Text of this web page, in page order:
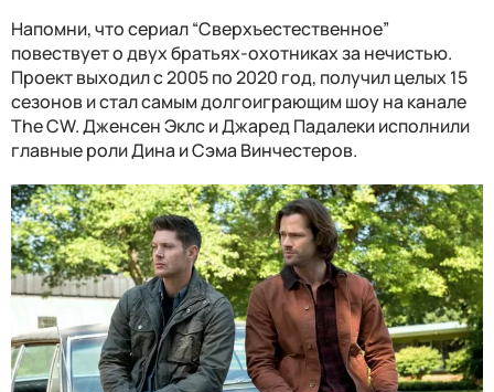
Напомни, что сериал “Сверхъестественное”
повествует о двух братьях-охотниках за нечистью.
Проект выходил с 2005 по 2020 год, получил целых 15
сезонов и стал самым долгоиграющим шоу на канале
The CW. Дженсен Эклс и Джаред Падалеки исполнили
главные роли Дина и Сэма Винчестеров.